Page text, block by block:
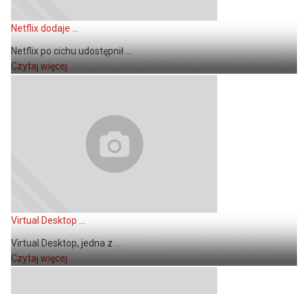
Netflix dodaje ...
Netflix po cichu udostępnił ...
Czytaj więcej
Virtual Desktop ...
Virtual Desktop, jedna z ...
Czytaj więcej